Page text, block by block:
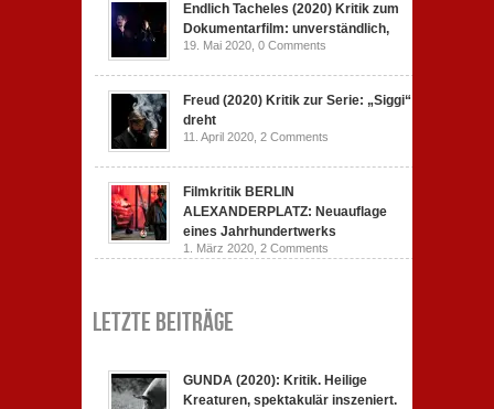
Endlich Tacheles (2020) Kritik zum
Dokumentarfilm: unverständlich,
19. Mai 2020, 0 Comments
Freud (2020) Kritik zur Serie: „Siggi“
dreht
11. April 2020, 2 Comments
Filmkritik BERLIN
ALEXANDERPLATZ: Neuauflage
eines Jahrhundertwerks
1. März 2020, 2 Comments
Letzte Beiträge
GUNDA (2020): Kritik. Heilige
Kreaturen, spektakulär inszeniert.